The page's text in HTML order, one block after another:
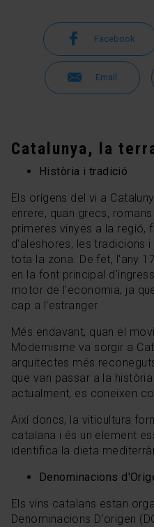
Facebook
Email
Catalunya, la
Història i tradició
Els orígens del vi a
enrere, quan grecs,
primeres vinyes a la regió,
d'aleshores, les tradicions
tota la zona. De fet, l'any
en la font principal
motor de l'economia, ja
cap a l'estranger.
Més endavant, quan el
Modernisme va sorgir a
arquitectes més
que van passar a la
actualment, es coneixen
Així doncs, la viticultura
catalana i és un element
identifica la dieta
Denominacions
Els vins catalans estan
Denominacions D'origen